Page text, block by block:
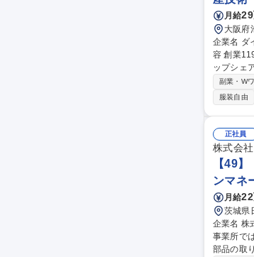
月給
大阪府
企業名 ダイハツ工業株式会社 求人名
容 創業
ップシェ
当いただ
いた設備
ロボット
による車両組
ンの立ち
副業・W
服装自由
正社員
株式会
【49
ンマネ
月給
茨城県
企業名 株式会社日立製作所 求人名 【
事業所で
部品の取り付けなど